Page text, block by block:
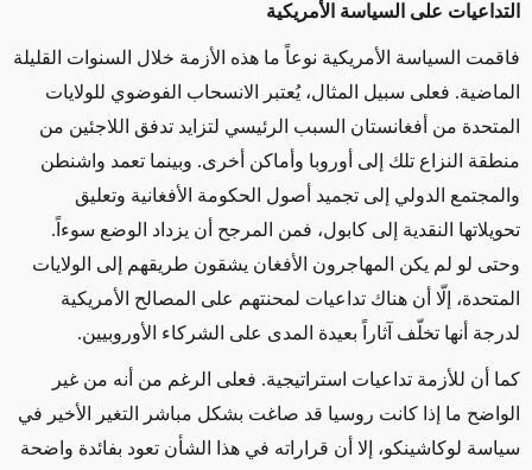
التداعيات على السياسة الأمريكية
فاقمت السياسة الأمريكية نوعاً ما هذه الأزمة خلال السنوات القليلة
الماضية. فعلى سبيل المثال، يُعتبر الانسحاب الفوضوي للولايات
المتحدة من أفغانستان السبب الرئيسي لتزايد تدفق اللاجئين من
منطقة النزاع تلك إلى أوروبا وأماكن أخرى. وبينما تعمد واشنطن
والمجتمع الدولي إلى تجميد أصول الحكومة الأفغانية وتعليق
تحويلاتها النقدية إلى كابول، فمن المرجح أن يزداد الوضع سوءاً.
وحتى لو لم يكن المهاجرون الأفغان يشقون طريقهم
إلى الولايات
المتحدة، إلّا أن هناك تداعيات لمحنتهم على المصالح الأمريكية
لدرجة أنها تخلّف آثاراً بعيدة المدى على الشركاء الأوروبيين.
كما أن للأزمة تداعيات استراتيجية. فعلى الرغم من أنه من غير
الواضح ما إذا كانت روسيا قد صاغت بشكل مباشر
التغير الأخير في
سياسة لوكاشينكو، إلا أن قراراته في هذا الشأن تعود بفائدة واضحة